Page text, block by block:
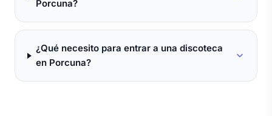
Porcuna?
¿Qué necesito para entrar a una discoteca
en Porcuna?